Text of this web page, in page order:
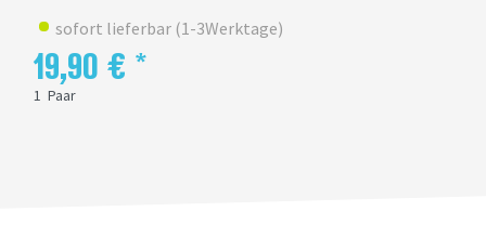
sofort lieferbar (1-3Werktage)
19,90 € *
1 Paar